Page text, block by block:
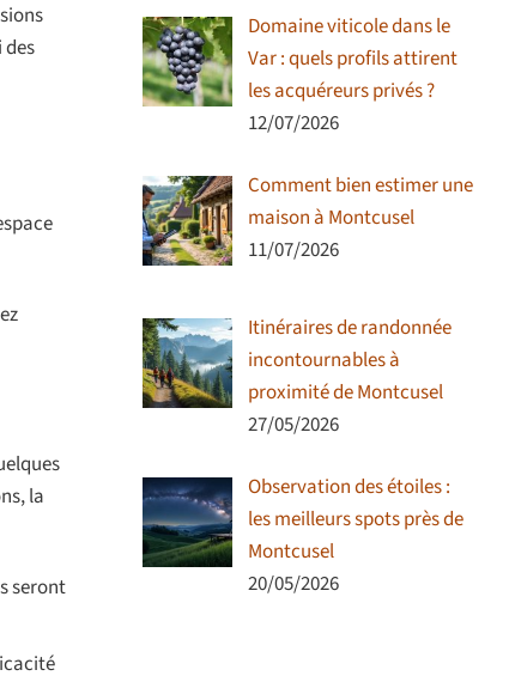
la
seront
Domaine viticole dans le
Var : quels profils attirent
les acquéreurs privés ?
12/07/2026
Comment bien estimer une
maison à Montcusel
11/07/2026
Itinéraires de randonnée
incontournables à
proximité de Montcusel
27/05/2026
Observation des étoiles :
les meilleurs spots près de
Montcusel
20/05/2026